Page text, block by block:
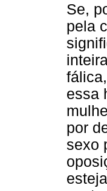
Se,
pela
essa
por
sexo